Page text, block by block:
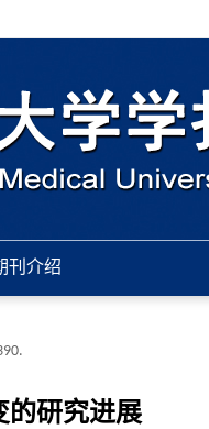
刊介绍
的研究进展